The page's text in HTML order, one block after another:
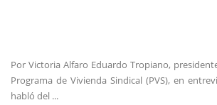
Por Victoria Alfaro Eduardo Tropiano,
Programa de Vivienda Sindical (PVS), en
habló del ...